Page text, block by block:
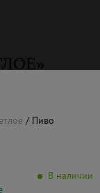
/ Пиво
В наличии